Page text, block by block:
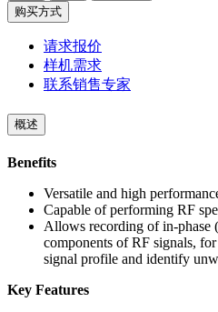
购买方式
请求报价
样机需求
联系销售专家
概述
Benefits
Versatile and high
Capable of performing RF
Allows recording of in-phase
components of RF signals, for
signal profile and identify
Key Features